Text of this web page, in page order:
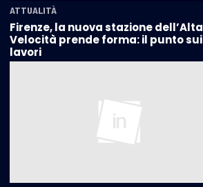
ATTUALITÀ
Firenze, la nuova stazione dell’Alta
Velocità prende forma: il punto sui
lavori